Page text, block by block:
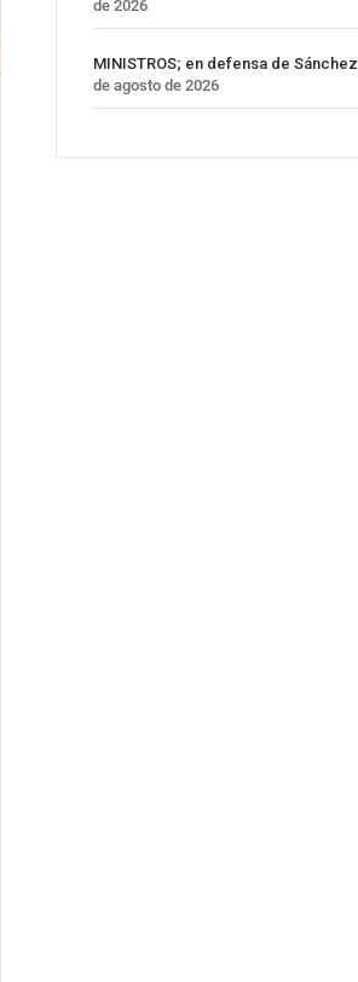
de 2026
MINISTROS; en defensa de Sánchez
de agosto de 2026